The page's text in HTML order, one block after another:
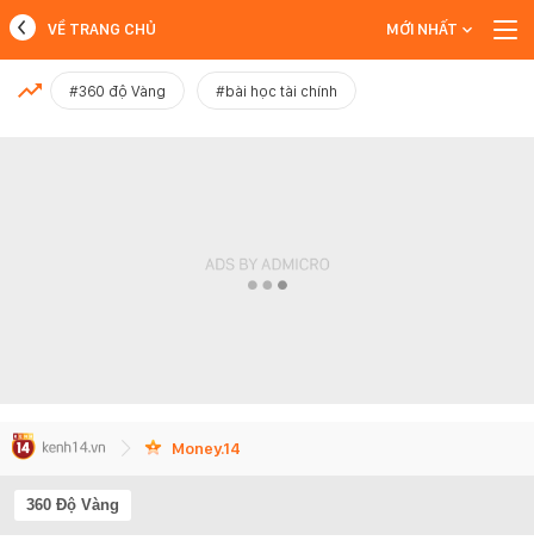
MỚI NHẤT
VỀ TRANG CHỦ MỚI NHẤT
#360 độ Vàng #bài học tài chính
Money.14
360 Độ Vàng